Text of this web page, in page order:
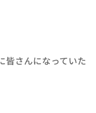
皆さんになっていた